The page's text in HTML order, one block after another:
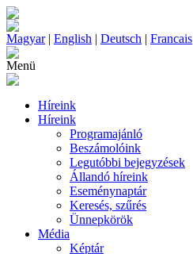
Magyar| English | Deutsch | Francais
Menü
Híreink
Híreink
Programajánló
Beszámolóink
Legutóbbi bejegyzések
Állandó híreink
Eseménynaptár
Keresés, szűrés
Ünnepkörök
Média
Képtár